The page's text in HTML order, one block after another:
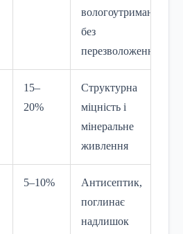
вологоутримання
без
перезволоження
15–
20%
Структурна
міцність і
мінеральне
живлення
5–10%
Антисептик,
поглинає
надлишок